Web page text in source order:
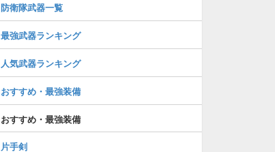
防衛隊武器一覧
最強武器ランキング
人気武器ランキング
おすすめ・最強装備
おすすめ・最強装備
片手剣